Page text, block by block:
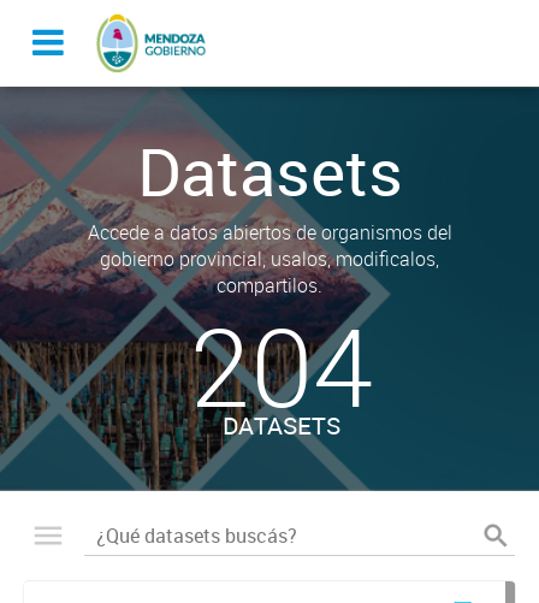
Datasets
Accede a datos abiertos de organismos del
gobierno provincial, usalos, modificalos,
compartilos.
204
DATASETS